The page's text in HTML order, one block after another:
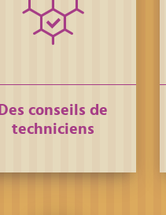
Des conseils de
techniciens